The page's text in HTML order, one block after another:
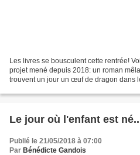
Les livres se bousculent cette rentrée!
projet mené depuis 2018: un roman
trouvent un jour un œuf de dragon dans
Le jour où l'enfant est
Publié le 21/05/2018 à 07:00
Par Bénédicte Gandois